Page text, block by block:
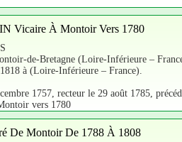
Vicaire À Montoir Vers 1780
de-Bretagne (Loire-Inférieure –
à (Loire-Inférieure – France).
1757, recteur le 29 août 1785,
vers 1780
De Montoir De 1788 À 1808